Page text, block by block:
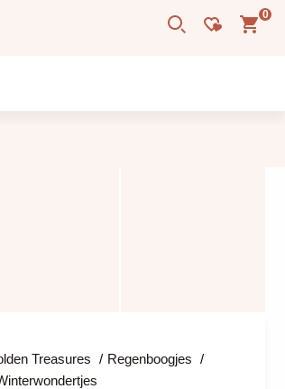
0
Treasures
Regenboogjes